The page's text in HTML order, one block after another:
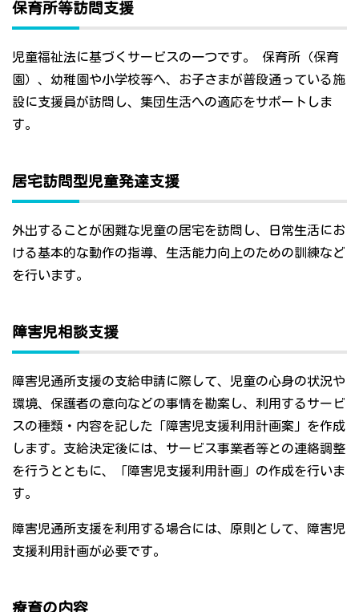
保育所等訪問支援
児童福祉法に基づくサービスの一つです。 保育所（保育
園）、幼稚園や小学校等へ、お子さまが普段通っている施
設に支援員が訪問し、集団生活への適応をサポートしま
す。
居宅訪問型児童発達支援
外出することが困難な児童の居宅を訪問し、日常生活にお
ける基本的な動作の指導、生活能力向上のための訓練など
を行います。
障害児相談支援
障害児通所支援の支給申請に際して、児童の心身の状況や
環境、保護者の意向などの事情を勘案し、利用するサービ
スの種類・内容を記した「障害児支援利用計画案」を作成
します。支給決定後には、サービス事業者等との連絡調整
を行うとともに、「障害児支援利用計画」の作成を行いま
す。
障害児通所支援を利用する場合には、原則として、障害児
支援利用計画が必要です。
療育の内容